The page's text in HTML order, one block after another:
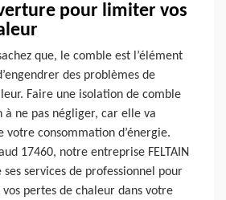
pour limiter vos
que, le comble est l’élément
des problèmes de
Faire une isolation de comble
ne pas négliger, car elle va
consommation d’énergie.
17460, notre entreprise FELTAIN
services de professionnel pour
pertes de chaleur dans votre